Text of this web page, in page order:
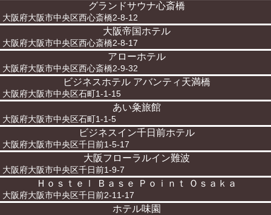
グランドサウナ心斎橋
大阪府大阪市中央区西心斎橋2-8-12
大阪帝国ホテル
大阪府大阪市中央区西心斎橋2-8-17
アローホテル
大阪府大阪市中央区西心斎橋2-9-32
ビジネスホテル アバンティ天満橋
大阪府大阪市中央区石町1-1-15
あい粂旅館
大阪府大阪市中央区石町1-1-5
ビジネスイン千日前ホテル
大阪府大阪市中央区千日前1-5-17
大阪フローラルイン難波
大阪府大阪市中央区千日前1-9-7
Ｈｏｓｔｅｌ Ｂａｓｅ Ｐｏｉｎｔ Ｏｓａｋａ
大阪府大阪市中央区千日前2-11-17
ホテル味園